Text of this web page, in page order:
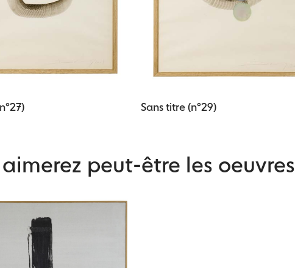
Sans titre (n°29)
peut-être les